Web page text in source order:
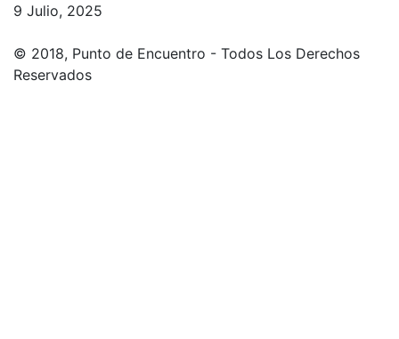
9 Julio, 2025
© 2018, Punto de Encuentro - Todos Los Derechos
Reservados